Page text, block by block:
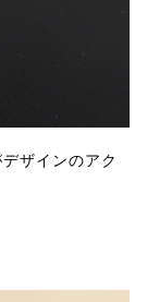
ザインのアク